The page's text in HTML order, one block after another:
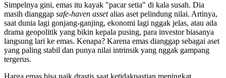
Simpelnya gini, emas itu kayak "pacar setia" di kala susah. Dia
masih dianggap safe-haven asset alias aset pelindung nilai. Artinya,
saat dunia lagi gonjang-ganjing, ekonomi lagi nggak jelas, atau ada
drama geopolitik yang bikin kepala pusing, para investor biasanya
langsung lari ke emas. Kenapa? Karena emas dianggap sebagai aset
yang paling stabil dan punya nilai intrinsik yang nggak gampang
tergerus.